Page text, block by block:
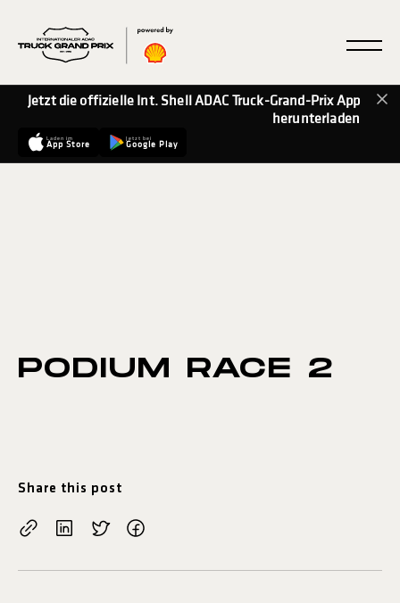
Jetzt die offizielle Int. Shell ADAC Truck-Grand-Prix App
herunterladen
Laden im
App Store
Jetzt bei
Google Play
PODIUM RACE 2
Share this post